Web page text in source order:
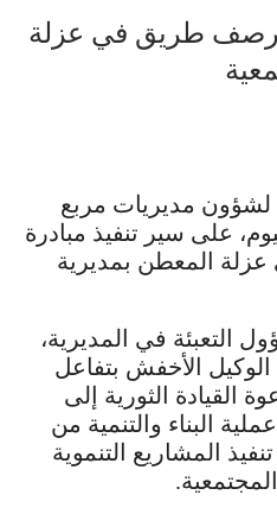
رصف طريق في عزلة
مديريات مربع
على سير تنفيذ مبادرة
المعطن بمديرية
التعبئة في المديرية،
الأخفش بتفاعل
القيادة الثورية إلى
البناء والتنمية من
المشاريع التنموية